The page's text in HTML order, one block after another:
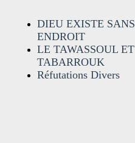
DIEU EXISTE SANS
ENDROIT
LE TAWASSOUL ET
TABARROUK
Réfutations Divers